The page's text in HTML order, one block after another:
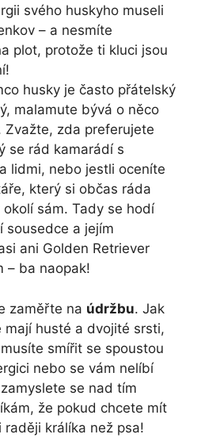
svého huskyho museli
– a nesmíte
plot, protože ti kluci jsou
husky je často přátelský
malamute bývá o něco
Zvažte, zda preferujete
se rád kamarádí s
lidmi, nebo jestli oceníte
který si občas ráda
sám. Tady se hodí
sousedce a jejím
ani Golden Retriever
– ba naopak!
zaměřte na údržbu. Jak
mají husté a dvojité srsti,
smířit se spoustou
nebo se vám nelíbí
se nad tím
že pokud chcete mít
králíka než psa!